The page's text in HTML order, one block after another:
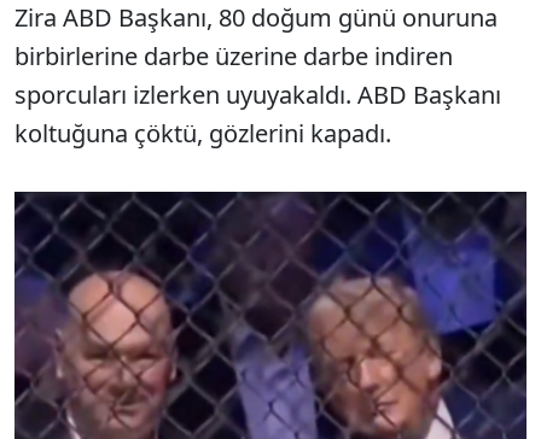
SÖZCÜ SON DAKİKA
Zira ABD Başkanı, 80 doğum günü onuruna
birbirlerine darbe üzerine darbe indiren
sporcuları izlerken uyuyakaldı. ABD Başkanı
koltuğuna çöktü, gözlerini kapadı.